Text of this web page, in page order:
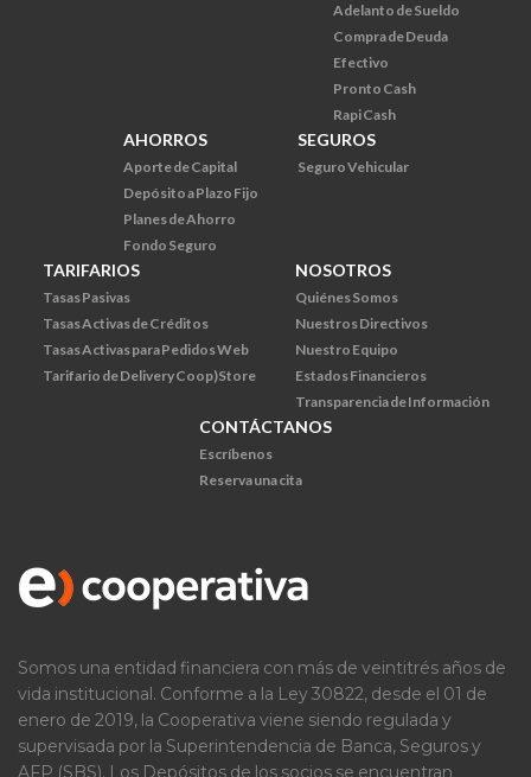
Adelanto de Sueldo
Compra de Deuda
Efectivo
Pronto Cash
Rapi Cash
AHORROS
Aporte de Capital
Depósito a Plazo Fijo
Planes de Ahorro
Fondo Seguro
SEGUROS
Seguro Vehicular
TARIFARIOS
Tasas Pasivas
Tasas Activas de Créditos
Tasas Activas para Pedidos Web
Tarifario de Delivery Coop)Store
NOSOTROS
Quiénes Somos
Nuestros Directivos
Nuestro Equipo
Estados Financieros
Transparencia de Información
CONTÁCTANOS
Escríbenos
Reserva una cita
Somos una entidad financiera con más de veintitrés años de
vida institucional. Conforme a la Ley 30822, desde el 01 de
enero de 2019, la Cooperativa viene siendo regulada y
supervisada por la Superintendencia de Banca, Seguros y
AFP (SBS). Los Depósitos de los socios se encuentran